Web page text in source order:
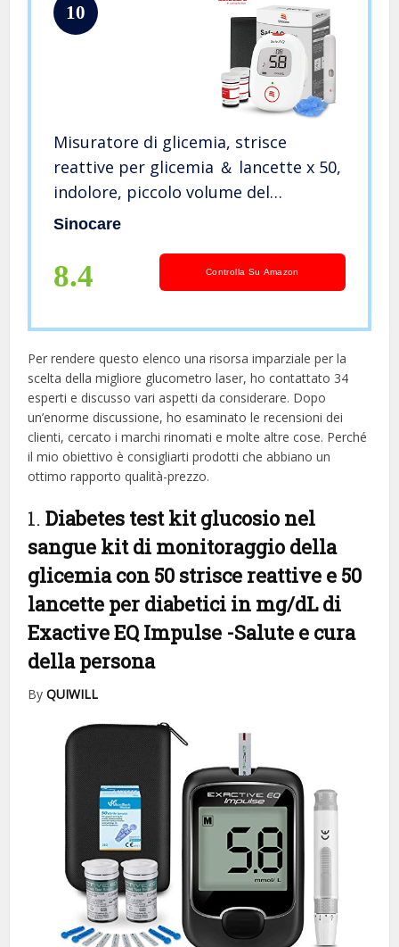
10
Misuratore di glicemia, strisce
reattive per glicemia ＆ lancette x 50,
indolore, piccolo volume del
campione (0,6 μl), avviso luminoso,
diabete
Sinocare
8.4 Controlla Su Amazon
Per rendere questo elenco una risorsa imparziale per la
scelta della migliore glucometro laser, ​​ho contattato 34
esperti e discusso vari aspetti da considerare. Dopo
un’enorme discussione, ho esaminato le recensioni dei
clienti, cercato i marchi rinomati e molte altre cose. Perché
il mio obiettivo è consigliarti prodotti che abbiano un
ottimo rapporto qualità-prezzo.
1.Diabetes test kit glucosio nel
sangue kit di monitoraggio della
glicemia con 50 strisce reattive e 50
lancette per diabetici in mg/dL di
Exactive EQ Impulse -Salute e cura
della persona
ByQUIWILL